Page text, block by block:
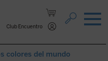
Club Encuentro
colores del mundo